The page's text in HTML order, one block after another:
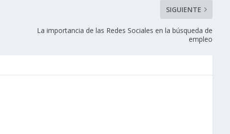
SIGUIENTE
La importancia de las Redes Sociales en la búsqueda de
empleo